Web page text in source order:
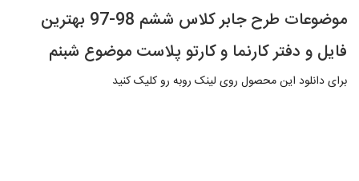
موضوعات طرح جابر کلاس ششم 98-97 بهترین
فایل و دفتر کارنما و کارتو پلاست موضوع شبنم
برای دانلود این محصول روی لینک روبه رو کلیک کنید